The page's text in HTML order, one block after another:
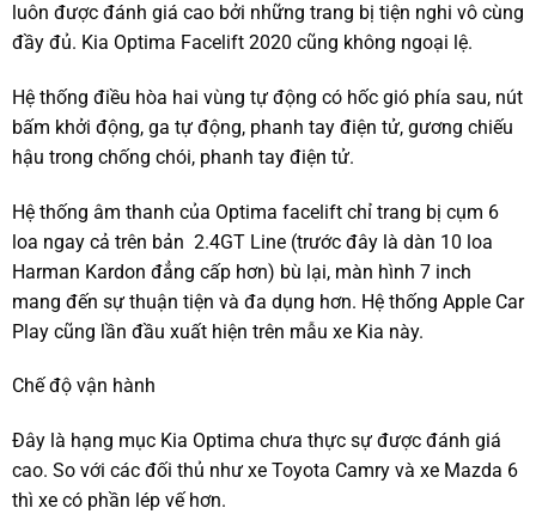
luôn được đánh giá cao bởi những trang bị tiện nghi vô cùng
đầy đủ. Kia Optima Facelift 2020 cũng không ngoại lệ.
Hệ thống điều hòa hai vùng tự động có hốc gió phía sau, nút
bấm khởi động, ga tự động, phanh tay điện tử, gương chiếu
hậu trong chống chói, phanh tay điện tử.
Hệ thống âm thanh của Optima facelift chỉ trang bị cụm 6
loa ngay cả trên bản 2.4GT Line (trước đây là dàn 10 loa
Harman Kardon đẳng cấp hơn) bù lại, màn hình 7 inch
mang đến sự thuận tiện và đa dụng hơn. Hệ thống Apple Car
Play cũng lần đầu xuất hiện trên mẫu xe Kia này.
Chế độ vận hành
Đây là hạng mục Kia Optima chưa thực sự được đánh giá
cao. So với các đối thủ như xe Toyota Camry và xe Mazda 6
thì xe có phần lép vế hơn.